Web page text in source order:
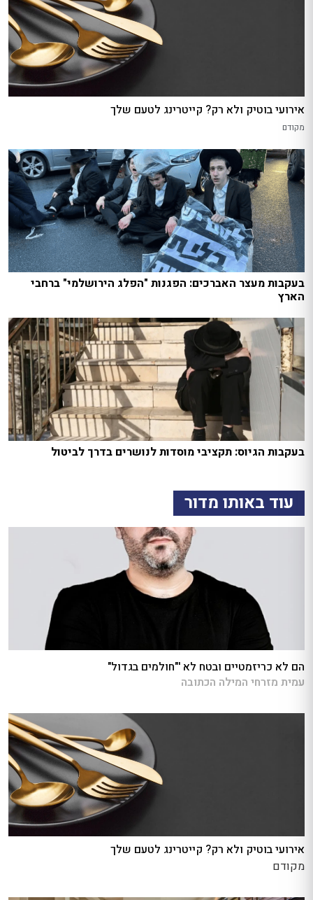
אירועי בוטיק ולא רק? קייטרינג לטעם שלך
מקודם
בעקבות מעצר האברכים: הפגנות "הפלג הירושלמי" ברחבי
הארץ
בעקבות הגיוס: תקציבי מוסדות לנושרים בדרך לביטול
עוד באותו מדור
הם לא כריזמטיים ובטח לא '"חולמים בגדול"
עמית מזרחי המילה הכתובה
אירועי בוטיק ולא רק? קייטרינג לטעם שלך
מקודם